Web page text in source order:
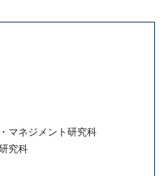
マネジメント研究科
究科